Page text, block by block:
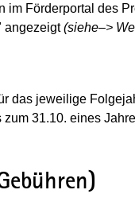
im Förderportal des
angezeigt(siehe–>
das jeweilige
zum 31.10. eines